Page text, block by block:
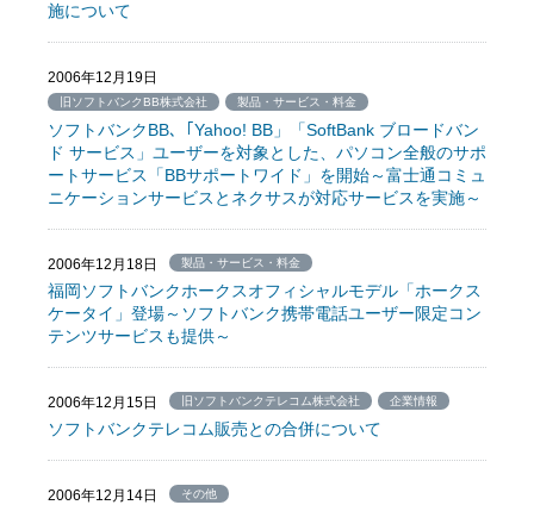
施について
2006年12月19日
旧ソフトバンクBB株式会社 製品・サービス・料金
ソフトバンクBB､「Yahoo! BB」「SoftBank ブロードバン
ド サービス」ユーザーを対象とした、パソコン全般のサポ
ートサービス「BBサポートワイド」を開始～富士通コミュ
ニケーションサービスとネクサスが対応サービスを実施～
2006年12月18日 製品・サービス・料金
福岡ソフトバンクホークスオフィシャルモデル「ホークス
ケータイ」登場～ソフトバンク携帯電話ユーザー限定コン
テンツサービスも提供～
2006年12月15日 旧ソフトバンクテレコム株式会社 企業情報
ソフトバンクテレコム販売との合併について
2006年12月14日 その他